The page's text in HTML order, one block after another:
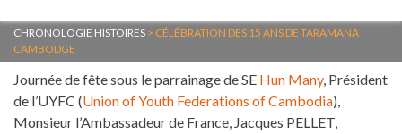
CHRONOLOGIE HISTOIRES > CÉLÉBRATION DES 15 ANS DE TARAMANA
CAMBODGE
Journée de fête sous le parrainage de SE Hun Many, Président
de l’UYFC (Union of Youth Federations of Cambodia),
Monsieur l’Ambassadeur de France, Jacques PELLET,